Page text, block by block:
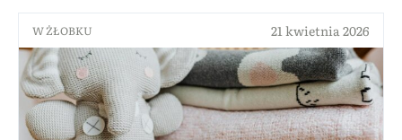
W ŻŁOBKU 21 kwietnia 2026